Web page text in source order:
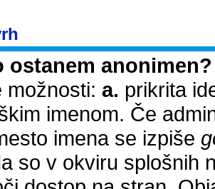
ostanem anonimen?
možnosti: a. prikrita
imenom. Če
imena se izpiše
so v okviru splošnih